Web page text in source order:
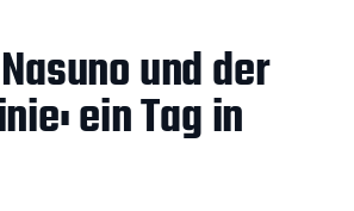
und der
ein Tag in